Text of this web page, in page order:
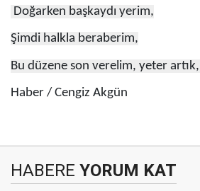
Doğarken başkaydı yerim,
Şimdi halkla beraberim,
Bu düzene son verelim, yeter
Haber / Cengiz Akgün
HABERE YORUM KAT